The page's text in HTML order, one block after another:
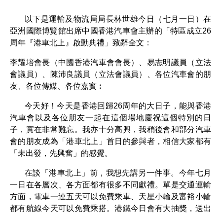
以下是運輸及物流局局長林世雄今日（七月一日）在
亞洲國際博覽館出席中國香港汽車會主辦的「特區成立26
周年『港車北上』啟動典禮」致辭全文：
李耀培會長（中國香港汽車會會長）、易志明議員（立法
會議員）、陳沛良議員（立法會議員）、各位汽車會的朋
友、各位傳媒、各位嘉賓︰
今天好！今天是香港回歸26周年的大日子，能與香港
汽車會以及各位朋友一起在這個場地慶祝這個特別的日
子，實在非常難忘。我亦十分高興，我稍後會和部分汽車
會的朋友成為「港車北上」首日的參與者，相信大家都有
「未出發，先興奮」的感覺。
在談「港車北上」前，我想先講另一件事。今年七月
一日在各層次、各方面都有很多不同獻禮。單是交通運輸
方面，電車一連五天可以免費乘車、天星小輪及富裕小輪
都有航線今天可以免費乘搭。港鐵今日會有大抽獎，送出